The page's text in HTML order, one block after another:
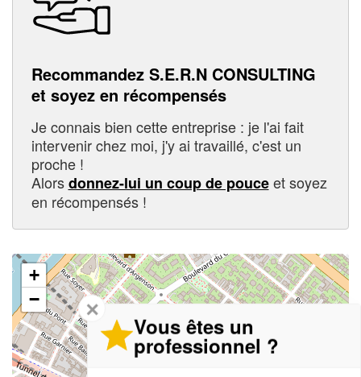
Recommandez S.E.R.N CONSULTING
et soyez en récompensés
Je connais bien cette entreprise : je l'ai fait
intervenir chez moi, j'y ai travaillé, c'est un
proche !
Alorsdonnez-lui un coup de pouceet soyez
en récompensés !
+
−
✕
Vous êtes un
professionnel ?